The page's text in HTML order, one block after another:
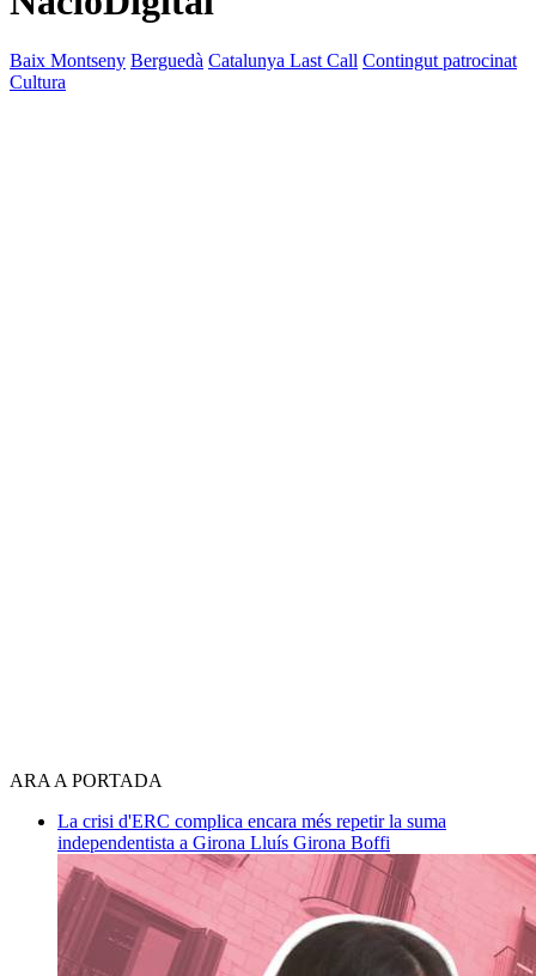
Baix Montseny Berguedà Catalunya Last Call Contingut patrocinat
Cultura
ARA A PORTADA
La crisi d'ERC complica encara més repetir la suma
independentista a Girona Lluís Girona Boffi